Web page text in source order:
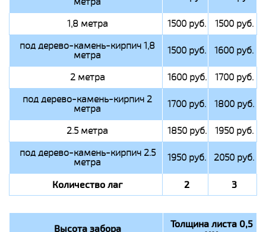
1,8 метра 1500 руб.
1500 руб.
под дерево-камень-кирпич 1,8
метра 1500 руб. 1600 руб.
2 метра 1600 руб.
1700 руб.
под дерево-камень-кирпич 2
метра 1700 руб. 1800 руб.
2.5 метра 1850 руб.
1950 руб.
под дерево-камень-кирпич 2.5
метра 1950 руб. 2050 руб.
Количество лаг 2 3
Высота забора Толщина листа 0,5